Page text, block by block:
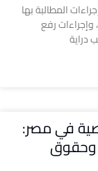
المطالبة بها
وإجراءات رفع
دراية
في مصر:
وحقوق